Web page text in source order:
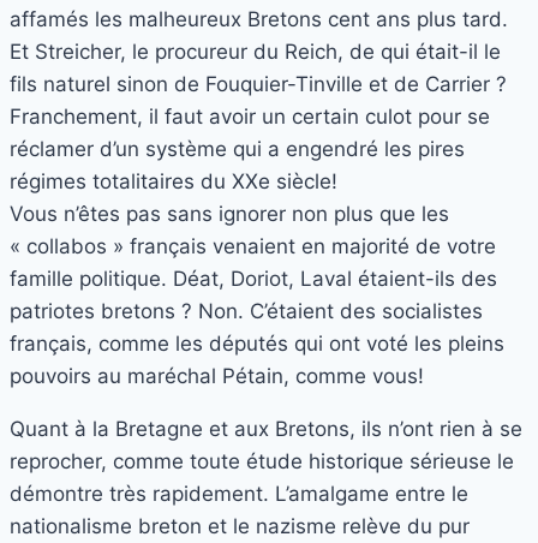
affamés les malheureux Bretons cent ans plus tard.
Et Streicher, le procureur du Reich, de qui était-il le
fils naturel sinon de Fouquier-Tinville et de Carrier ?
Franchement, il faut avoir un certain culot pour se
réclamer d’un système qui a engendré les pires
régimes totalitaires du XXe siècle!
Vous n’êtes pas sans ignorer non plus que les
« collabos » français venaient en majorité de votre
famille politique. Déat, Doriot, Laval étaient-ils des
patriotes bretons ? Non. C’étaient des socialistes
français, comme les députés qui ont voté les pleins
pouvoirs au maréchal Pétain, comme vous!
Quant à la Bretagne et aux Bretons, ils n’ont rien à se
reprocher, comme toute étude historique sérieuse le
démontre très rapidement. L’amalgame entre le
nationalisme breton et le nazisme relève du pur